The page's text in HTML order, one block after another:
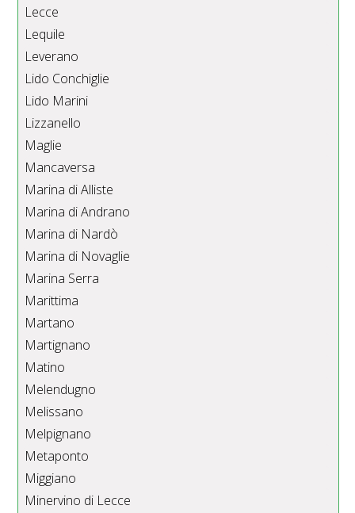
Lecce
Lequile
Leverano
Lido Conchiglie
Lido Marini
Lizzanello
Maglie
Mancaversa
Marina di Alliste
Marina di Andrano
Marina di Nardò
Marina di Novaglie
Marina Serra
Marittima
Martano
Martignano
Matino
Melendugno
Melissano
Melpignano
Metaponto
Miggiano
Minervino di Lecce